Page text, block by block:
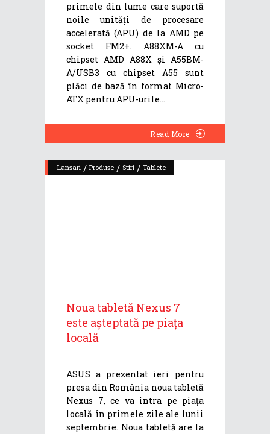
primele din lume care suportă
noile unități de procesare
accelerată (APU) de la AMD pe
socket FM2+. A88XM-A cu
chipset AMD A88X și A55BM-
A/USB3 cu chipset A55 sunt
plăci de bază în format Micro-
ATX pentru APU-urile
Read More
Lansari / Produse / Stiri / Tablete
Noua tabletă Nexus 7
este așteptată pe piața
locală
ASUS a prezentat ieri pentru
presa din România noua tabletă
Nexus 7, ce va intra pe piața
locală în primele zile ale lunii
septembrie. Noua tabletă are la